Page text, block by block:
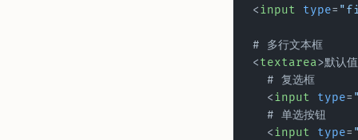
<input type=
# 多行文本框
<textarea>默认
  # 复选框
  <
input type=
  # 单选按钮
  <
input type=